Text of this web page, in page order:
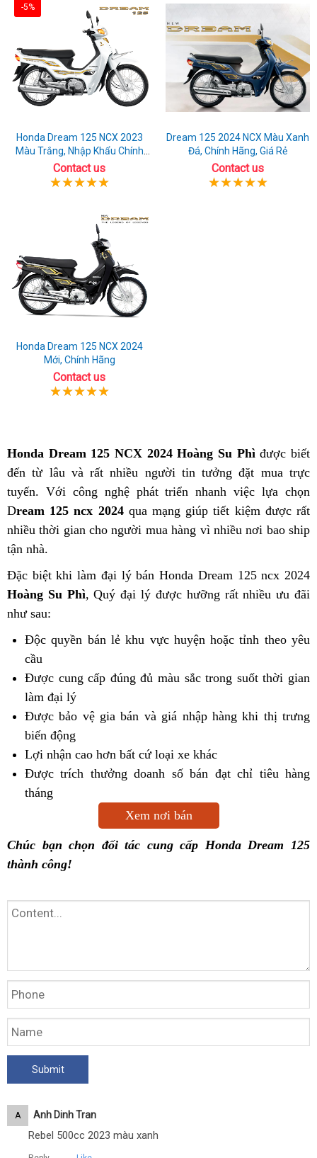
-5%
Honda Dream 125 NCX 2023
Màu Trắng, Nhập Khẩu Chính
Hãng
Contact us
Dream 125 2024 NCX Màu Xanh
Đá, Chính Hãng, Giá Rẻ
Contact us
Honda Dream 125 NCX 2024
Mới, Chính Hãng
Contact us
Honda Dream 125 NCX 2024 Hoàng Su Phìđược biết
đến từ lâu và rất nhiều người tin tưởng đặt mua trực
tuyến. Với công nghệ phát triển nhanh việc lựa chọn
Dream 125 ncx 2024qua mạng giúp tiết kiệm được rất
nhiều thời gian cho người mua hàng vì nhiều nơi bao ship
tận nhà.
Đặc biệt khi làm đại lý bán Honda Dream 125 ncx 2024
Hoàng Su Phì, Quý đại lý được hưỡng rất nhiều ưu đãi
như sau:
Độc quyền bán lẻ khu vực huyện hoặc tỉnh theo yêu
cầu
Được cung cấp đúng đủ màu sắc trong suốt thời gian
làm đại lý
Được bảo vệ gia bán và giá nhập hàng khi thị trưng
biến động
Lợi nhận cao hơn bất cứ loại xe khác
Được trích thưởng doanh số bán đạt chỉ tiêu hàng
tháng
Xem nơi bán
Chúc bạn chọn đối tác cung cấp Honda Dream 125
thành công!
A Anh Dinh Tran
Rebel 500cc 2023 màu xanh